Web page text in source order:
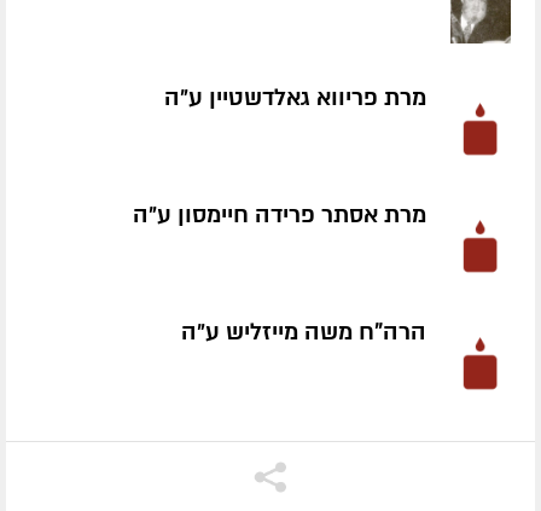
מרת פריווא גאלדשטיין ע״ה
מרת אסתר פרידה חיימסון ע״ה
הרה"ח משה מייזליש ע״ה